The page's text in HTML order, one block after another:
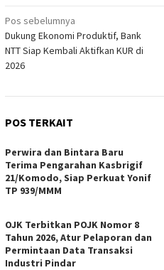
Navigasi
pos
Pos sebelumnya
Dukung Ekonomi Produktif, Bank
NTT Siap Kembali Aktifkan KUR di
2026
POS TERKAIT
Perwira dan Bintara Baru
Terima Pengarahan Kasbrigif
21/Komodo, Siap Perkuat Yonif
TP 939/MMM
OJK Terbitkan POJK Nomor 8
Tahun 2026, Atur Pelaporan dan
Permintaan Data Transaksi
Industri Pindar